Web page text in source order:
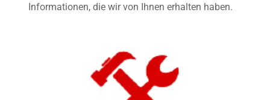
Informationen, die wir von Ihnen erhalten haben.